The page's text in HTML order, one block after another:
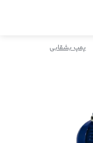
پمپ بشقابی